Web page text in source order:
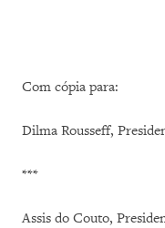
Com cópia para:
Dilma Rousseff,
***
Assis do Couto,